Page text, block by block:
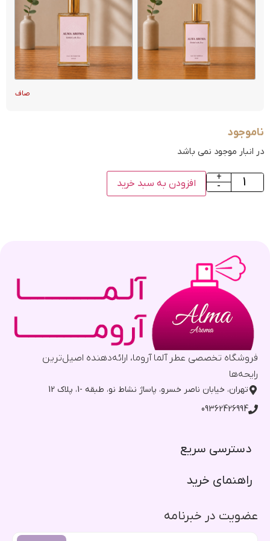
صاف
ناموجود
در انبار موجود نمی باشد
-
+
افزودن به سبد خرید
فروشگاه تخصصی عطر آلما آروما، ارائه‌دهنده اصیل‌ترین
رایحه‌ها
تهران، خیابان ناصر خسرو، پاساژ نشاط نو، طبقه -1، پلاک 12
09362426994
دسترسی سریع​
راهنمای خرید​
عضویت در خبرنامه